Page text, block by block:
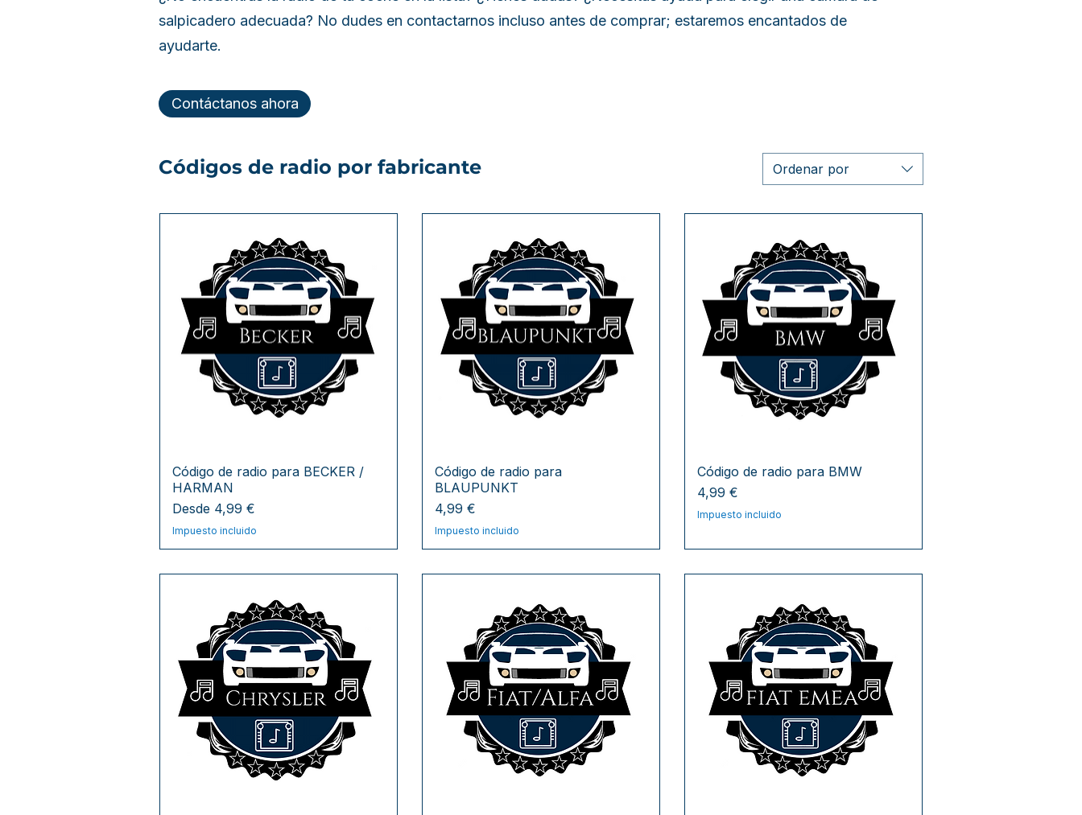
salpicadero adecuada? No dudes en contactarnos incluso antes de comprar; estaremos encantados de
ayudarte.
Contáctanos ahora
Ordenar por
Código de radio para BECKER /
HARMAN
Desde 4,99 €
Precio de oferta
Impuesto incluido
Código de radio para
BLAUPUNKT
Precio
4,99 €
Impuesto incluido
Código de radio para BMW
Precio
4,99 €
Impuesto incluido
Códigos de radio por fabricante